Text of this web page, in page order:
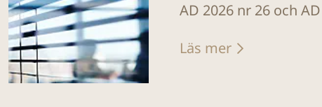
AD 2026 nr 26 och
Läs mer